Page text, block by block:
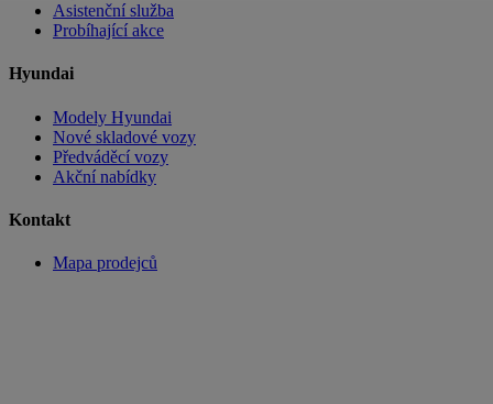
Asistenční služba
Probíhající akce
Hyundai
Modely Hyundai
Nové skladové vozy
Předváděcí vozy
Akční nabídky
Kontakt
Mapa prodejců